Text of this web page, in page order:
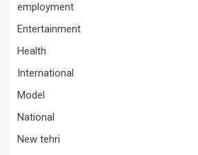
employment
Entertainment
Health
International
Model
National
New tehri